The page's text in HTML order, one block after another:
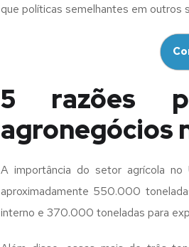
que políticas semelhantes em outros
5 razões
agronegócios
A importância do setor agrícola
aproximadamente 550.000
interno e 370.000 toneladas para